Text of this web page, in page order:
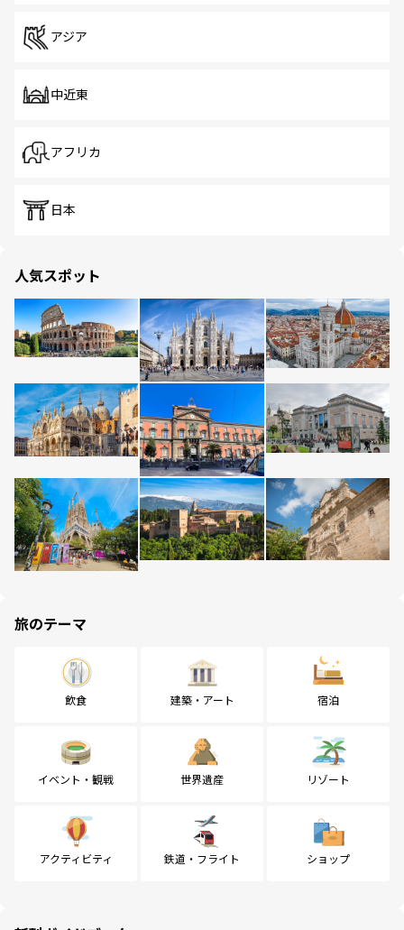
アジア
中近東
アフリカ
日本
人気スポット
旅のテーマ
飲食 建築・アート 宿泊
イベント・観戦 世界遺産 リゾート
アクティビティ 鉄道・フライト ショップ